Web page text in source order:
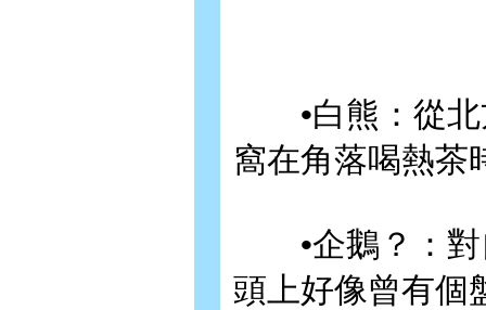
•白熊：從北
窩在角落喝熱茶
•企鵝？：對
頭上好像曾有